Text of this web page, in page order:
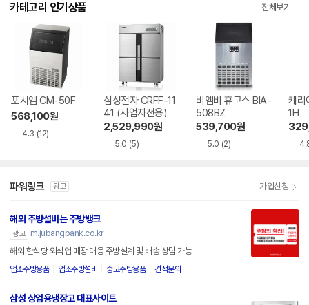
카테고리 인기상품 전체보기
포시엠 CM-50F
568,100원
4.3 (12)
삼성전자 CRFF-11
41 (사업자전용)
2,529,990원
5.0 (5)
비엠비 휴고스 BIA-
508BZ
539,700원
5.0 (2)
캐
1H
파워링크 광고 가입신청
해외 주방설비는 주방뱅크
광고
m.jubangbank.co.kr
해외 한식당 외식업 매장 대응 주방설계 및 배송 상담 가능
업소주방용품 업소주방설비 중고주방용품 견적문의
삼성 상업용냉장고 대표사이트